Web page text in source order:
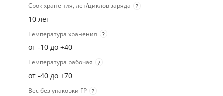
Срок хранения, лет/циклов заряда ?
10 лет
Температура хранения ?
от -10 до +40
Температура рабочая ?
от -40 до +70
Вес без упаковки ГР ?